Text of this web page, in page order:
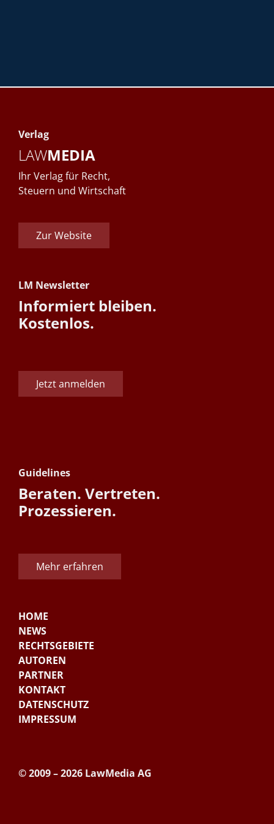
Verlag
LAWMEDIA
Ihr Verlag für Recht,
Steuern und Wirtschaft
Zur Website
LM Newsletter
Informiert bleiben.
Kostenlos.
Jetzt anmelden
Guidelines
Beraten. Vertreten.
Prozessieren.
Mehr erfahren
HOME
NEWS
RECHTSGEBIETE
AUTOREN
PARTNER
KONTAKT
DATENSCHUTZ
IMPRESSUM
© 2009 – 2026 LawMedia AG